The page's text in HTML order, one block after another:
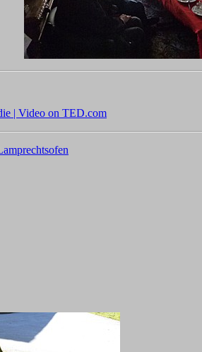
| Video on TED.com